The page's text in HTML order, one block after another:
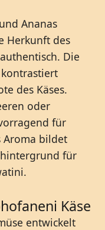
Ananas
Herkunft des
Die
des Käses.
oder
für
Aroma bildet
für
Käse
entwickelt